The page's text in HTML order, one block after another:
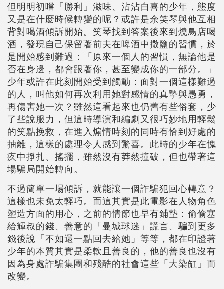
但明明初嚐「勝利」滋味、沾沾自喜的少年，態度
又是在什麼時候轉變的呢？或許是余笑琴與他互相
背對喝酒傾訴開始。笑琴找到答案後來到燒鳥店喝
酒，發現自己保留著前夫在啤酒中撒鹽的習慣，於
是開始感到難過：「原來一個人的習慣，無論他是
否在身邊，都會跟著你，甚至變成你的一部分。」
少年或許在此刻開始受到觸動：面對一個這樣難過
的人，叫他如何再次利用她對感情的真摯與愚勇，
再傷害她一次？雖然這看起來也仍舊有些俗套，少
了些說服力，但這時導演和編劇又很巧妙地用輕鬆
的笑點挽救，在進入煽情時刻的同時有恰到好處的
抽離，這樣的處理令人感到驚喜。此時的少年在愧
疚中掙扎、搖擺，雖然沒有莽然撞破，但也帶著這
場騙局開始轉向。
不過簡單一場傾訴，就能讓一個詐騙犯回心轉意？
這樣也未免太輕巧。而這其實是此電影在人物角色
塑造方面的用心，之前的情節也早有鋪墊：偷偷塞
給輝叔的錢、善意的「曼城球迷」謊言、騙到更多
錢後說「不如還一點回去給她」等等，都在印證著
少年的本質其實是柔軟且善良的，他的善良也沒有
因為身處詐騙集團和殘酷的社會這些「大染缸」而
改變。